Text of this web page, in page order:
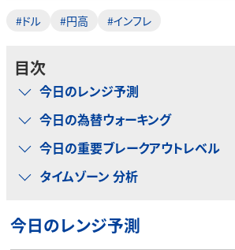
#ドル #円高 #インフレ
目次
今日のレンジ予測
今日の為替ウォーキング
今日の重要ブレークアウトレベル
タイムゾーン 分析
今日のレンジ予測